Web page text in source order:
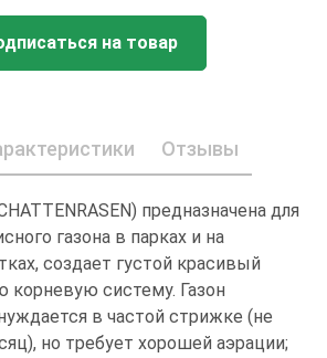
на товар
Отзывы
предназначена для
газона в парках и на
создает густой красивый
систему. Газон
в частой стрижке (не
но требует хорошей аэрации;